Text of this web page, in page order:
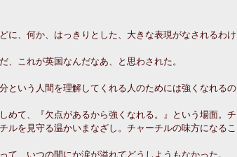
に、何か、はっきりとした、大きな表現がなされるわけ
これが英国なんだなあ、と思わされた。
という人間を理解してくれる人のためには強くなれるの
めて、『欠点があるから強くなれる。』という場面。チ
ルを見守る温かいまなざし。チャーチルの味方になるこ
、いつの間にか涙が溢れてどうしようもなかった。